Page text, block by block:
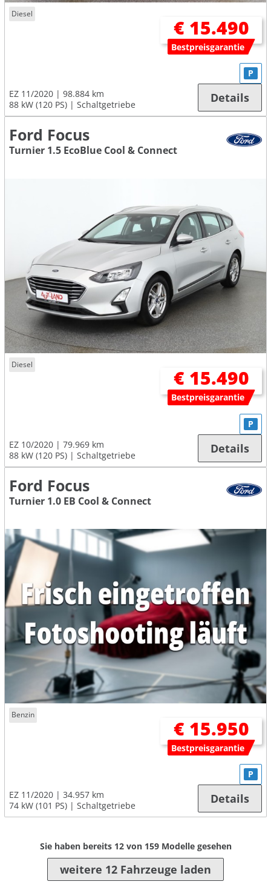
Diesel
€ 15.490
Bestpreisgarantie
EZ 11/2020
98.884 km
88 kW (120 PS)
Schaltgetriebe
P
Details
Ford Focus
Turnier 1.5 EcoBlue Cool & Connect
Diesel
€ 15.490
Bestpreisgarantie
EZ 10/2020
79.969 km
88 kW (120 PS)
Schaltgetriebe
P
Details
Ford Focus
Turnier 1.0 EB Cool & Connect
Benzin
€ 15.950
Bestpreisgarantie
EZ 11/2020
34.957 km
74 kW (101 PS)
Schaltgetriebe
P
Details
Sie haben bereits 12von 159Modelle gesehen
weitere 12 Fahrzeuge laden